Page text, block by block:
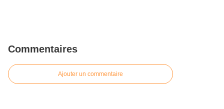
Commentaires
Ajouter un commentaire